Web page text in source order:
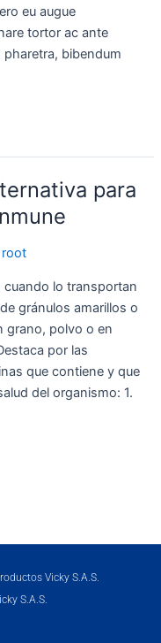
eu augue
tortor ac ante
bibendum
para
root
cuando lo transportan
gránulos amarillos o
grano, polvo o en
por las
que contiene y que
del organismo: 1.
Vicky S.A.S.
S.A.S.